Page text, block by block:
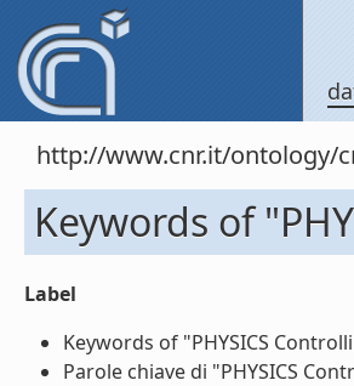
http://www.cnr.it/ontology/
Keywords of
Label
Keywords of "PHYSICS
Parole chiave di "PHYSICS